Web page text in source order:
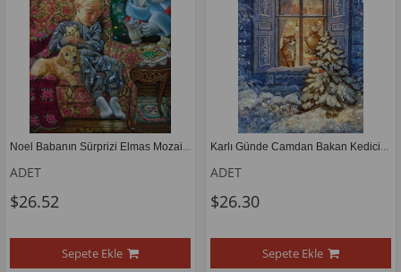
Noel Babanın Sürprizi Elmas Mozaik Tablo 43x56cm
ADET
$26.52
Sepete Ekle
Karlı Günde Camdan Bakan Kedicik Elmas Mozaik Tablo 36x53cm
ADET
$26.30
Sepete Ekle